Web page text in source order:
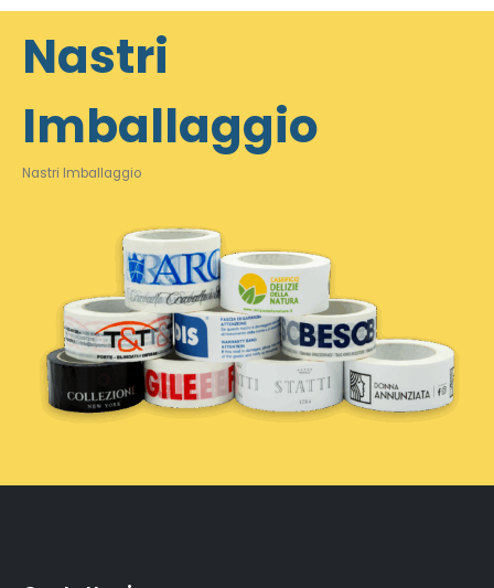
Nastri
Imballaggio
Nastri Imballaggio